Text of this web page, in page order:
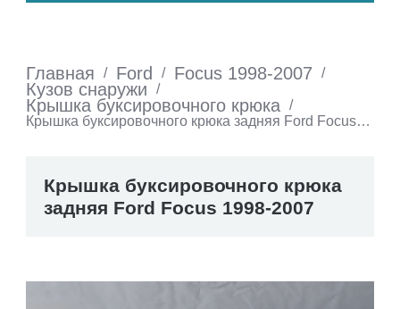
Главная / Ford / Focus 1998-2007 /
Кузов снаружи /
Крышка буксировочного крюка /
Крышка буксировочного крюка задняя Ford Focus
Крышка буксировочного крюка
задняя Ford Focus 1998-2007